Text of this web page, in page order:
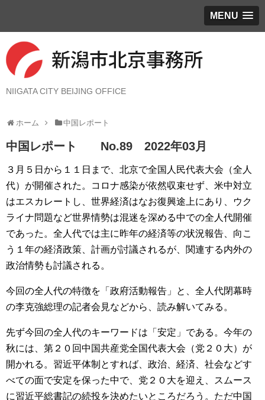
MENU
NIIGATA CITY BEIJING OFFICE
ホーム 中国レポート
中国レポート No.89 2022年03月
３月５日から１１日まで、北京で全国人民代表大会（全人
代）が開催された。コロナ感染が依然収束せず、米中対立
はエスカレートし、世界経済はなお復興途上にあり、ウク
ライナ問題など世界情勢は混迷を深める中での全人代開催
であった。全人代では主に昨年の経済等の状況報告、向こ
う１年の経済政策、計画が討議されるが、関連する内外の
政治情勢も討議される。
今回の全人代の特徴を「政府活動報告」と、全人代閉幕時
の李克強総理の記者会見などから、読み解いてみる。
先ず今回の全人代のキーワードは「安定」である。今年の
秋には、第２０回中国共産党全国代表大会（党２０大）が
開かれる。習近平体制とすれば、政治、経済、社会などす
べての面で安定を保った中で、党２０大を迎え、スムース
に習近平総書記の続投を決めたいところだろう。ただ中国